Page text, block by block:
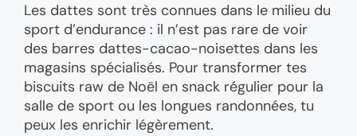
Les dattes sont très connues dans le milieu du
sport d’endurance : il n’est pas rare de voir
des barres dattes-cacao-noisettes dans les
magasins spécialisés. Pour transformer tes
biscuits raw de Noël en snack régulier pour la
salle de sport ou les longues randonnées, tu
peux les enrichir légèrement.